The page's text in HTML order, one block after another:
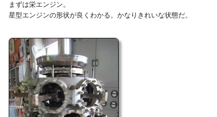
まずは栄エンジン。
星型エンジンの形状が良くわかる。かなりきれいな状態だ。